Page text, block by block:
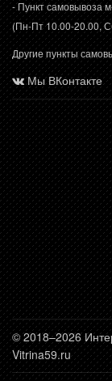
- Пункт самовывоза
(Пн-Пт 10.00-20.00,
Другие пункты
Мы ВКонтакте
© 2018–2026
Vitrina59.ru